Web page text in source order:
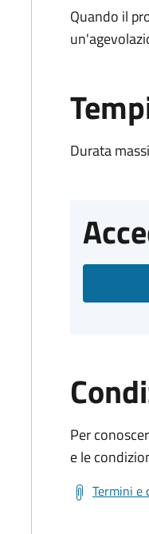
Quando il
Durata
Per
e le
Termini e